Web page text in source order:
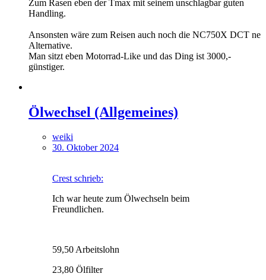
Zum Rasen eben der Tmax mit seinem unschlagbar guten
Handling.
Ansonsten wäre zum Reisen auch noch die NC750X DCT ne
Alternative.
Man sitzt eben Motorrad-Like und das Ding ist 3000,-
günstiger.
Ölwechsel (Allgemeines)
weiki
30. Oktober 2024
Crest schrieb:
Ich war heute zum Ölwechseln beim
Freundlichen.
59,50 Arbeitslohn
23,80 Ölfilter